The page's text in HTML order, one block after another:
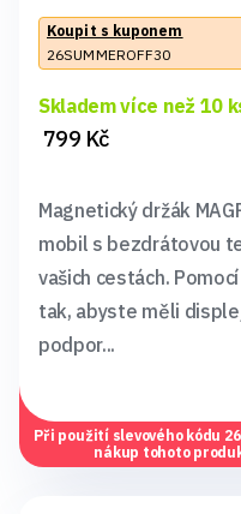
Koupit s kuponem
26SUMMEROFF30
Skladem více než 10
799 Kč
Magnetický držák
mobil s bezdrátovou
vašich cestách.
tak, abyste měli
podpor...
Při použití slevového kódu
nákup tohoto